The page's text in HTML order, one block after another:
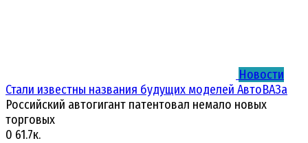
Новости
Стали известны названия будущих моделей АвтоВАЗа
Российский автогигант патентовал немало новых
торговых
0 61.7к.